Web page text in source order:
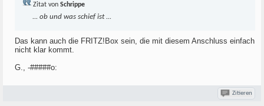
Zitat von Schrippe
... ob und was schief ist ...
Das kann auch die FRITZ!Box sein, die mit diesem Anschluss einfach
nicht klar kommt.
G., -#####o:
Zitieren